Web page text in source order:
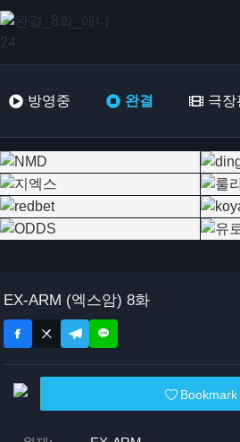
방영중 완결 극장
EX-ARM (엑스암) 8화
Bookmark